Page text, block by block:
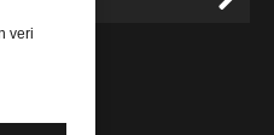
veri
erişin.